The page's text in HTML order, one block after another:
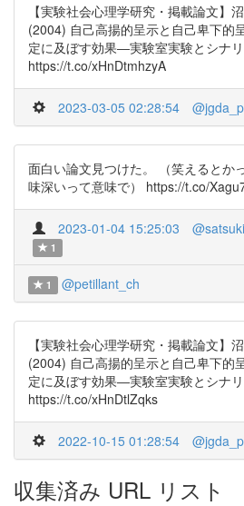
【実験社会心理学研究・掲載論文】
(2004) 自己高揚的呈示と自己卑下的
定に及ぼす効果―実験室実験とシナ
https://t.co/xHnDtmhzyA
2023-03-05 02:28:54
面白い論文見つけた。 （笑えるとか
味深いって意味で） https://t.co/
2023-01-04 15:25:03
1
1 @petillant_ch
【実験社会心理学研究・掲載論文】
(2004) 自己高揚的呈示と自己卑下的
定に及ぼす効果―実験室実験とシナ
https://t.co/xHnDtlZqks
2022-10-15 01:28:54
収集済み URL リスト